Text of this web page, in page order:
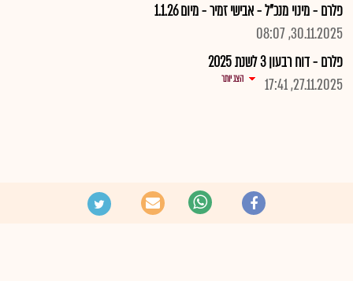
פלרם - מינוי מנכ"ל - אבישי זמיר - מיום 1.1.26
30.11.2025, 08:07
פלרם - דוח רבעון 3 לשנת 2025
27.11.2025, 17:41
הצג יותר